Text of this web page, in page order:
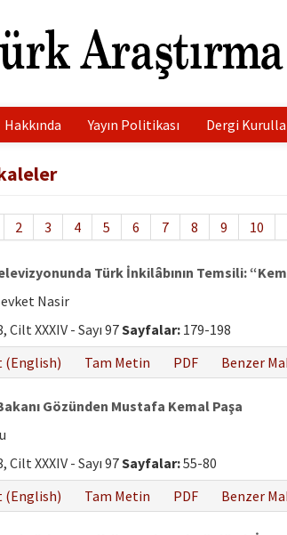
Hakkında Yayın Politikası Dergi
2 3 4 5 6 7 8 9 10
Türk İnkilâbının Temsili:
Nasir
Cilt XXXIV - Sayı 97Sayfalar: 179-198
(English) Tam Metin PDF Benzer
Gözünden Mustafa Kemal Paşa
Cilt XXXIV - Sayı 97Sayfalar:55-80
(English) Tam Metin PDF Benzer